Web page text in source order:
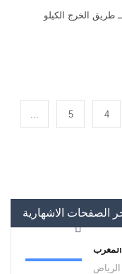
طريق الخرج الكيلو
4
5
...
الصفحات الاشهارية
الرياض